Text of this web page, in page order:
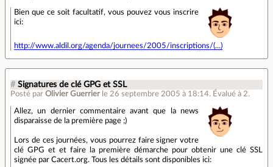
Bien que ce soit facultatif, vous pouvez vous inscrire
ici:
http://www.aldil.org/agenda/journees/2005/inscriptions/(...)
# Signatures de clé GPG et SSL
Posté par Olivier Guerrier le 26 septembre 2005 à 18:14. Évalué à 2.
Allez, un dernier commentaire avant que la news
disparaisse de la première page ;)
Lors de ces journées, vous pourrez faire signer votre
clé GPG et et faire la première démarche pour obtenir une clé SSL
signée par Cacert.org. Tous les détails sont disponibles ici: